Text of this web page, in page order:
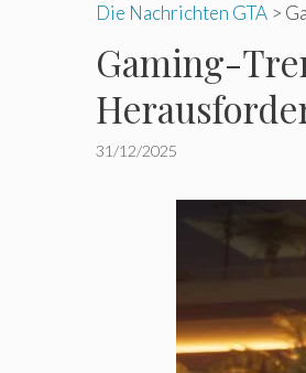
Die Nachrichten GTA >
Gaming-
31/12/2025